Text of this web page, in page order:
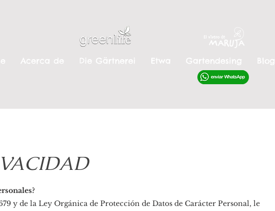
Acerca de Die Gärtnerei Etwa Gartendesing Blog
y de la Ley Orgánica de Protección de Datos de Carácter Personal, le